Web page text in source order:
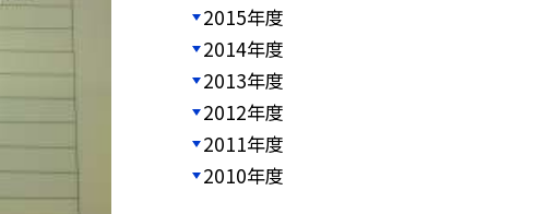
2015年度
2014年度
2013年度
2012年度
2011年度
2010年度